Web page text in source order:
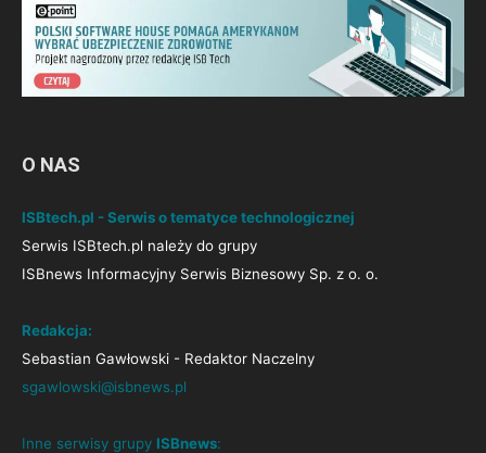
O NAS
ISBtech.pl - Serwis o tematyce technologicznej
Serwis ISBtech.pl należy do grupy
ISBnews Informacyjny Serwis Biznesowy Sp. z o. o.
Redakcja:
Sebastian Gawłowski - Redaktor Naczelny
sgawlowski@isbnews.pl
Inne serwisy grupy ISBnews: